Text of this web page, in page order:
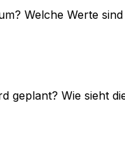
Welche Werte
Wie sieht